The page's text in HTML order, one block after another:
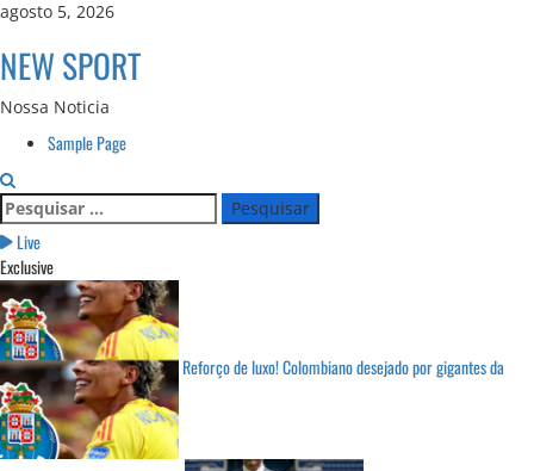
Skip
content
agosto 5, 2026
NEW SPORT
Nossa Noticia
PrimarySample Page
Pesquisar
por:
Live
Exclusive
Reforço de luxo! Colombiano desejado por gigantes da